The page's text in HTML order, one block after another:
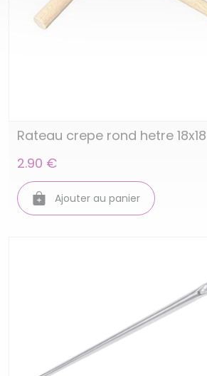
Rateau crepe rond hetre
2.90 €
Ajouter au panier